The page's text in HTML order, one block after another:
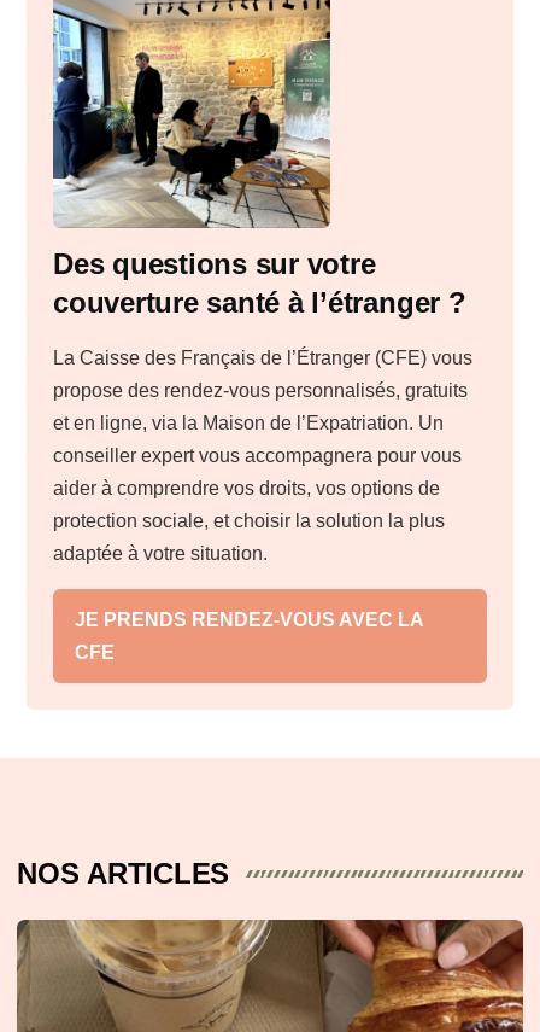
Des questions sur votre
couverture santé à l’étranger ?
La Caisse des Français de l’Étranger (CFE) vous
propose des rendez-vous personnalisés, gratuits
et en ligne, via la Maison de l’Expatriation. Un
conseiller expert vous accompagnera pour vous
aider à comprendre vos droits, vos options de
protection sociale, et choisir la solution la plus
adaptée à votre situation.
JE PRENDS RENDEZ-VOUS AVEC LA
CFE
NOS ARTICLES